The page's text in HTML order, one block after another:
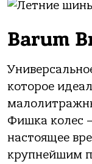
Barum
которое
Фишка колес
настоящее
крупнейшим